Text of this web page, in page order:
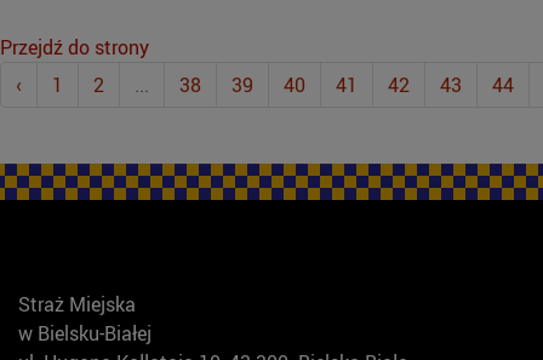
Przejdź do strony
‹
1 2 ... 38 39 40 41 42 43 44
Straż Miejska
w Bielsku-Białej